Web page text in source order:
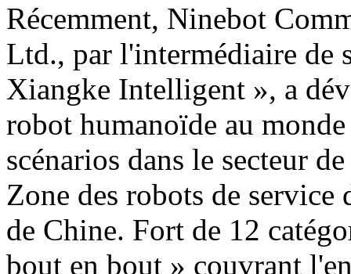
Récemment, Ninebot
Ltd., par l'intermédiaire de
Xiangke Intelligent », a
robot humanoïde au
scénarios dans le secteur
Zone des robots de
de Chine. Fort de 12
bout en bout » couvrant